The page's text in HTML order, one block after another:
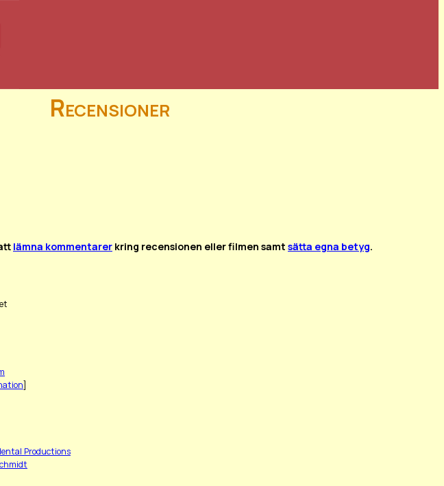
Recensioner
lämna kommentarer kring recensionen eller filmen samt sätta egna betyg.
]
Productions